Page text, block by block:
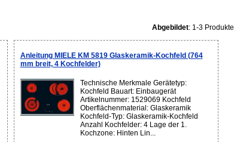
Abgebildet: 1-3 Produkte
Anleitung MIELE KM 5819 Glaskeramik-Kochfeld (764
mm breit, 4 Kochfelder)
Technische Merkmale Gerätetyp:
Kochfeld Bauart: Einbaugerät
Artikelnummer: 1529069 Kochfeld
Oberflächenmaterial: Glaskeramik
Kochfeld-Typ: Glaskeramik-Kochfeld
Anzahl Kochfelder: 4 Lage der 1.
Kochzone: Hinten Lin...